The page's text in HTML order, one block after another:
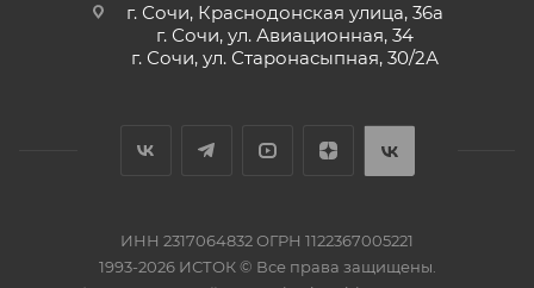
г. Сочи, Краснодонская улица, 36а
г. Сочи, ул. Авиационная, 34
г. Сочи, ул. Старонасыпная, 30/2А
ИНН 2317064832 ОГРН 1122367005221
1993-2026 ИСТОК © Все права защищены.